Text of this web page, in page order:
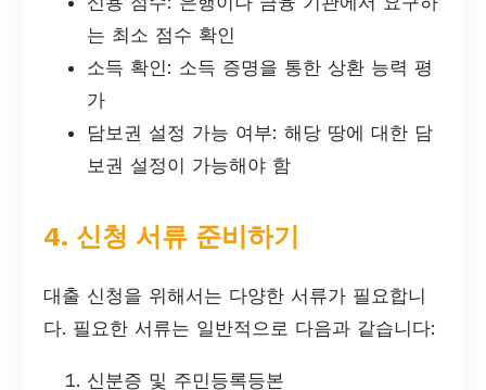
는 최소 점수 확인
소득 확인: 소득 증명을 통한 상환 능력 평
가
담보권 설정 가능 여부: 해당 땅에 대한 담
보권 설정이 가능해야 함
4. 신청 서류 준비하기
대출 신청을 위해서는 다양한 서류가 필요합니
다. 필요한 서류는 일반적으로 다음과 같습니다:
신분증 및 주민등록등본